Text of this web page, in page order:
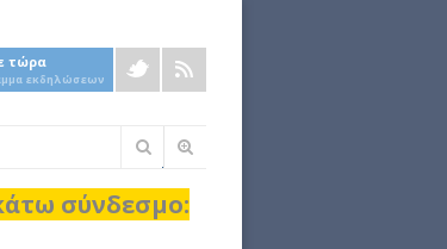
τώρα
εκδηλώσεων
Φόρμα
αναζήτησης
σύνδεσμο: